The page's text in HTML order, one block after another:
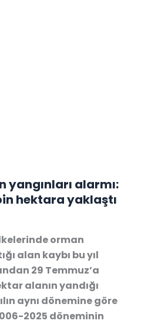
yangınları alarmı:
hektara yaklaştı
orman
alan kaybı bu yıl
29 Temmuz’a
alanın yandığı
aynı dönemine göre
2025 döneminin